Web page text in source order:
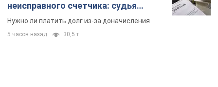
неисправного счетчика: судья
вынес неожиданное решение
Нужно ли платить долг из-за доначисления
5 часов назад 30,5 т.